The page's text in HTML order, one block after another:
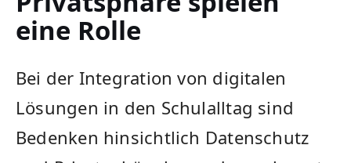
eine Rolle
Bei der Integration ​von digitalen
Lösungen in den Schulalltag sind
Bedenken hinsichtlich Datenschutz